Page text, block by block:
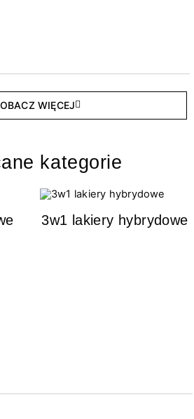
WIĘCEJ
kategorie
3w1 lakiery hybrydowe